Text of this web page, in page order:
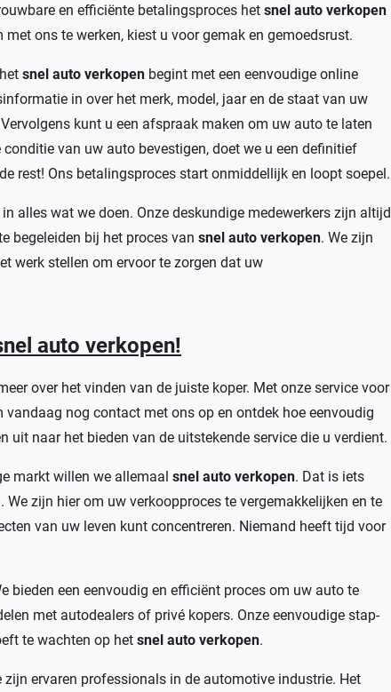
en efficiënte betalingsproces het snel auto verkopen
ons te werken, kiest u voor gemak en gemoedsrust.
snel auto verkopen begint met een eenvoudige online
in over het merk, model, jaar en de staat van uw
kunt u een afspraak maken om uw auto te laten
van uw auto bevestigen, doet we u een definitief
rest! Ons betalingsproces start onmiddellijk en loopt soepel.
alles wat we doen. Onze deskundige medewerkers zijn altijd
begeleiden bij het proces van snel auto verkopen. We zijn
werk stellen om ervoor te zorgen dat uw
auto verkopen!
over het vinden van de juiste koper. Met onze service voor
vandaag nog contact met ons op en ontdek hoe eenvoudig
uit naar het bieden van de uitstekende service die u verdient.
markt willen we allemaal snel auto verkopen. Dat is iets
zijn hier om uw verkoopproces te vergemakkelijken en te
van uw leven kunt concentreren. Niemand heeft tijd voor
bieden een eenvoudig en efficiënt proces om uw auto te
met autodealers of privé kopers. Onze eenvoudige stap-
te wachten op het snel auto verkopen.
zijn ervaren professionals in de automotive industrie. Het